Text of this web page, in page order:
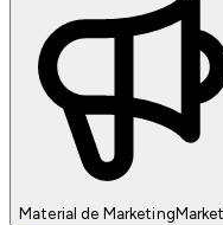
Material de Marketing